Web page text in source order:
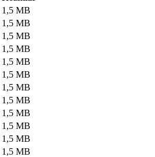
1,5 MB
1,5 MB
1,5 MB
1,5 MB
1,5 MB
1,5 MB
1,5 MB
1,5 MB
1,5 MB
1,5 MB
1,5 MB
1,5 MB